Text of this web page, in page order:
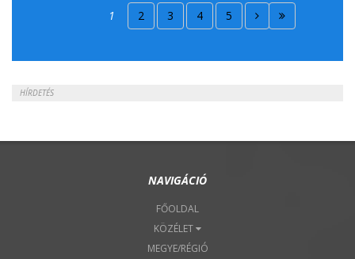
2018. Április 15.
1 2 3 4 5
HÍRDETÉS
NAVIGÁCIÓ
FŐOLDAL
KÖZÉLET
MEGYE/RÉGIÓ